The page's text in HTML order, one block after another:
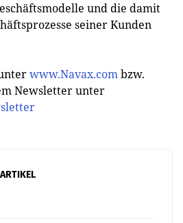
und die damit
seiner Kunden
www.Navax.combzw.
Newsletter unter